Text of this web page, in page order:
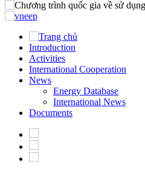
Introduction
Activities
International Cooperation
News
Documents
News
Energy Database
Introduction
Activities
International Cooperation
News
Energy Database
International News
Documents
Saturday, 08/08/2026 | 11:17 GMT+7
024.22202358